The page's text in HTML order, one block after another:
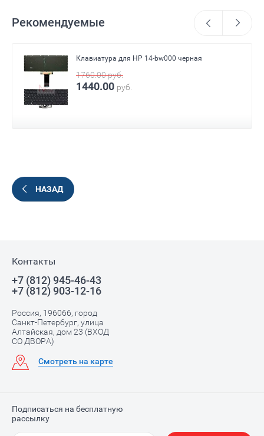
Рекомендуемые
Клавиатура для HP 14-bw000 черная
1760.00руб.
1440.00 руб.
НАЗАД
Контакты
+7 (812) 945-46-43
+7 (812) 903-12-16
Россия, 196066, город
Санкт-Петербург, улица
Алтайская, дом 23 (ВХОД
СО ДВОРА)
Смотреть на карте
Подписаться на бесплатную
рассылку